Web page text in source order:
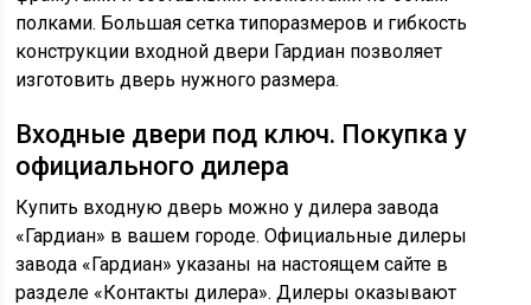
полками. Большая сетка типоразмеров и гибкость
конструкции входной двери Гардиан позволяет
изготовить дверь нужного размера.
Входные двери под ключ. Покупка у
официального дилера
Купить входную дверь можно у дилера завода
«Гардиан» в вашем городе. Официальные дилеры
завода «Гардиан» указаны на настоящем сайте в
разделе «Контакты дилера». Дилеры оказывают